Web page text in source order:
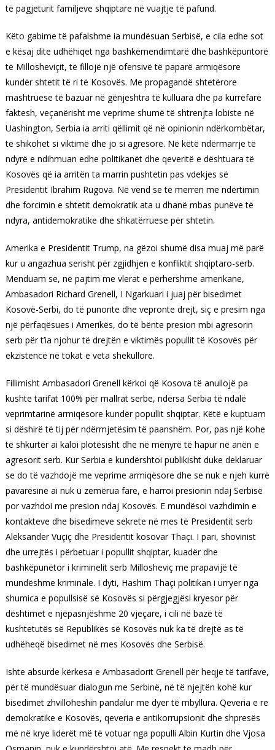
të pagjeturit familjeve shqiptare në vuajtje të pafund.
Këto gabime të pafalshme ia mundësuan Serbisë, e cila edhe sot
e kësaj dite udhëhiqet nga bashkëmendimtarë dhe bashkëpuntorë
të Millosheviçit, të fillojë një ofensivë të paparë armiqësore
kundër shtetit të ri të Kosovës. Me propagandë shtetërore
mashtruese të bazuar në gënjeshtra të kulluara dhe pa kurrëfarë
faktesh, veçanërisht me veprime shumë të shtrenjta lobiste në
Uashington, Serbia ia arriti qëllimit që në opinionin ndërkombëtar,
të shikohet si viktimë dhe jo si agresore. Në këtë ndërmarrje të
ndyrë e ndihmuan edhe politikanët dhe qeveritë e dështuara të
Kosovës që ia arritën ta marrin pushtetin pas vdekjes së
Presidentit Ibrahim Rugova. Në vend se të merren me ndërtimin
dhe forcimin e shtetit demokratik ata u dhanë mbas punëve të
ndyra, antidemokratike dhe shkatërruese për shtetin.
Amerika e Presidentit Trump, na gëzoi shumë disa muaj më parë
kur u angazhua serisht për zgjidhjen e konfliktit shqiptaro-serb.
Menduam se, në pajtim me vlerat e përhershme amerikane,
Ambasadori Richard Grenell, I Ngarkuari i juaj për bisedimet
Kosovë-Serbi, do të punonte dhe vepronte drejt, siç e presim nga
një përfaqësues i Amerikës, do të bënte presion mbi agresorin
serb për t’ia njohur të drejtën e viktimës popullit të Kosovës për
ekzistencë në tokat e veta shekullore.
Fillimisht Ambasadori Grenell kërkoi që Kosova të anullojë pa
kushte tarifat 100% për mallrat serbe, ndërsa Serbia të ndalë
veprimtarinë armiqësore kundër popullit shqiptar. Këtë e kuptuam
si dëshirë të tij për ndërmjetësim të paanshëm. Por, pas një kohe
të shkurtër ai kaloi plotësisht dhe në mënyrë të hapur në anën e
agresorit serb. Kur Serbia e kundërshtoi publikisht duke deklaruar
se do të vazhdojë me veprime armiqësore dhe se nuk e njeh kurrë
pavarësinë ai nuk u zemërua fare, e harroi presionin ndaj Serbisë
por vazhdoi me presion ndaj Kosovës. E mundësoi vazhdimin e
kontakteve dhe bisedimeve sekrete në mes të Presidentit serb
Aleksander Vuçiç dhe Presidentit kosovar Thaçi. I pari, shovinist
dhe urrejtës i përbetuar i popullit shqiptar, kuadër dhe
bashkëpunëtor i kriminelit serb Millosheviç me prapavijë të
mundëshme kriminale. I dyti, Hashim Thaçi politikan i urryer nga
shumica e popullsisë së Kosovës si përgjegjësi kryesor për
dështimet e njëpasnjëshme 20 vjeçare, i cili në bazë të
kushtetutës së Republikës së Kosovës nuk ka të drejtë as të
udhëheqë bisedimet në mes Kosovës dhe Serbisë.
Ishte absurde kërkesa e Ambasadorit Grenell për heqje të tarifave,
për të mundësuar dialogun me Serbinë, në të njejtën kohë kur
bisedimet zhvilloheshin pandalur me dyer të mbyllura. Qeveria e re
demokratike e Kosovës, qeveria e antikorrupsionit dhe shpresës
më në krye liderët më të votuar nga populli Albin Kurtin dhe Vjosa